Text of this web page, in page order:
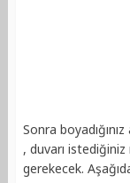
Sonra
, duvarı
gerekecek.